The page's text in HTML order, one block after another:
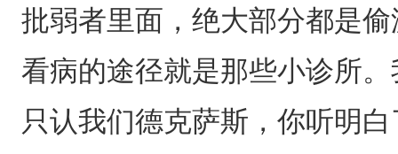
批弱者里面，绝大部分都是
看病的途径就是那些小诊所
只认我们德克萨斯，你听明